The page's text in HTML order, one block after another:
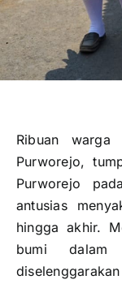
Ribuan warga
Purworejo,
Purworejo
antusias
hingga akhir.
bumi